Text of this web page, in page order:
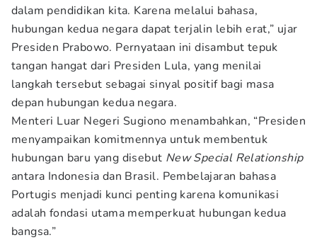
dalam pendidikan kita. Karena melalui bahasa,
hubungan kedua negara dapat terjalin lebih erat,” ujar
Presiden Prabowo. Pernyataan ini disambut tepuk
tangan hangat dari Presiden Lula, yang menilai
langkah tersebut sebagai sinyal positif bagi masa
depan hubungan kedua negara.
Menteri Luar Negeri Sugiono menambahkan, “Presiden
menyampaikan komitmennya untuk membentuk
hubungan baru yang disebut New Special Relationship
antara Indonesia dan Brasil. Pembelajaran bahasa
Portugis menjadi kunci penting karena komunikasi
adalah fondasi utama memperkuat hubungan kedua
bangsa.”